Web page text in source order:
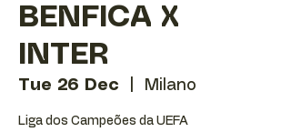
BENFICA X
INTER
Tue 26 Dec Milano
Liga dos Campeões da UEFA